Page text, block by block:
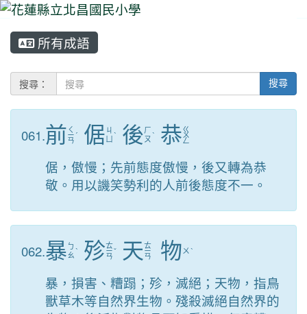
所有成語
搜尋： 搜尋
061.前 ㄑ
ㄧ
ㄢ
ˊ 倨 ㄐ
ˋ 後ㄏ
ㄡˋ 恭ㄍ
ㄨ
ㄥ
倨，傲慢；先前態度傲慢，後又轉為恭
敬。用以譏笑勢利的人前後態度不一。
062.暴 ㄅ
ㄠˋ 殄ㄊ
ㄧ
ㄢ
ˇ 天ㄊ
ㄧ
ㄢ 物 ㄨ ˋ
暴，損害、糟蹋；殄，滅絕；天物，指鳥
獸草木等自然界生物。殘殺滅絕自然界的